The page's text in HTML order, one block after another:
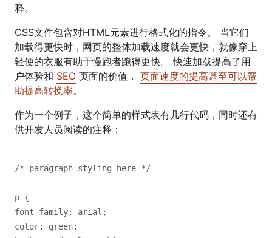
释。
CSS文件包含对HTML元素进行格式化的指令。 当它们
加载得更快时，网页的整体加载速度就会更快，就像穿上
轻便的衣服有助于慢跑者跑得更快。 快速加载提高了用
户体验和 SEO 页面的价值， 页面速度的提高甚至可以帮
助提高转换率。
作为一个例子，这个简单的样式表有几行代码，同时还有
供开发人员阅读的注释：
/* paragraph styling here */
p {
font-family: arial;
color: green;